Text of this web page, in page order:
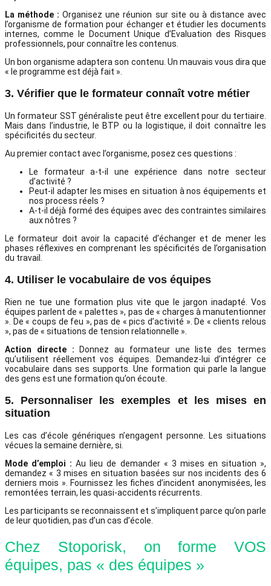
La méthode : Organisez une réunion sur site ou à distance avec
l’organisme de formation pour échanger et étudier les documents
internes, comme le Document Unique d’Evaluation des Risques
professionnels, pour connaître les contenus.
Un bon organisme adaptera son contenu. Un mauvais vous dira que
« le programme est déjà fait ».
3. Vérifier que le formateur connaît votre métier
Un formateur SST généraliste peut être excellent pour du tertiaire.
Mais dans l’industrie, le BTP ou la logistique, il doit connaître les
spécificités du secteur.
Au premier contact avec l’organisme, posez ces questions :
Le formateur a-t-il une expérience dans notre secteur
d’activité ?
Peut-il adapter les mises en situation à nos équipements et
nos process réels ?
A-t-il déjà formé des équipes avec des contraintes similaires
aux nôtres ?
Le formateur doit avoir la capacité d’échanger et de mener les
phases réflexives en comprenant les spécificités de l’organisation
du travail.
4. Utiliser le vocabulaire de vos équipes
Rien ne tue une formation plus vite que le jargon inadapté. Vos
équipes parlent de « palettes », pas de « charges à manutentionner
». De « coups de feu », pas de « pics d’activité ». De « clients relous
», pas de « situations de tension relationnelle ».
Action directe : Donnez au formateur une liste des termes
qu’utilisent réellement vos équipes. Demandez-lui d’intégrer ce
vocabulaire dans ses supports. Une formation qui parle la langue
des gens est une formation qu’on écoute.
5. Personnaliser les exemples et les mises en
situation
Les cas d’école génériques n’engagent personne. Les situations
vécues la semaine dernière, si.
Mode d’emploi : Au lieu de demander « 3 mises en situation »,
demandez « 3 mises en situation basées sur nos incidents des 6
derniers mois ». Fournissez les fiches d’incident anonymisées, les
remontées terrain, les quasi-accidents récurrents.
Les participants se reconnaissent et s’impliquent parce qu’on parle
de leur quotidien, pas d’un cas d’école.
Chez Stoporisk, on forme VOS
équipes, pas « des équipes »